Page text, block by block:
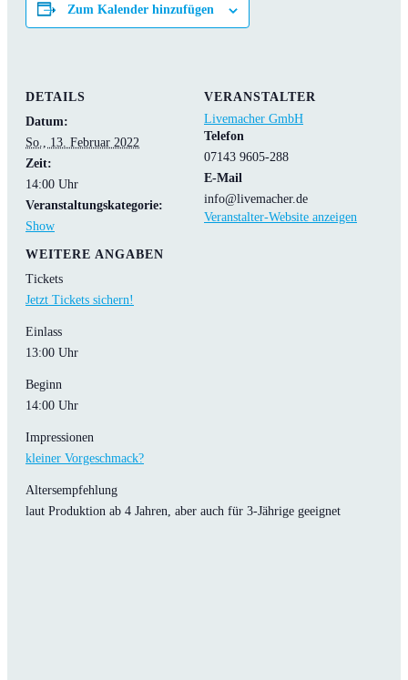
Zum Kalender hinzufügen
DETAILS
Datum:
So., 13. Februar 2022
Zeit:
14:00 Uhr
Veranstaltungskategorie:
Show
VERANSTALTER
Livemacher GmbH
Telefon
07143 9605-288
E-Mail
info@livemacher.de
Veranstalter-Website anzeigen
WEITERE ANGABEN
Tickets
Jetzt Tickets sichern!
Einlass
13:00 Uhr
Beginn
14:00 Uhr
Impressionen
kleiner Vorgeschmack?
Altersempfehlung
laut Produktion ab 4 Jahren, aber auch für 3-Jährige geeignet